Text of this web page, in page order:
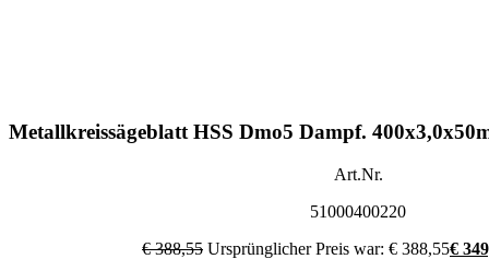
Metallkreissägeblatt HSS Dmo5 Dampf.
Art.Nr.
51000400220
€388,55 Ursprünglicher Preis war: € 388,55€